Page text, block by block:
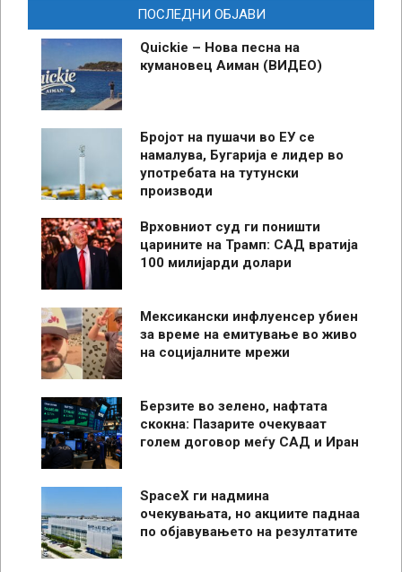
ПОСЛЕДНИ ОБЈАВИ
Quickie – Нова песна на
кумановец Аиман (ВИДЕО)
Бројот на пушачи во ЕУ се
намалува, Бугарија е лидер во
употребата на тутунски
производи
Врховниот суд ги поништи
царините на Трамп: САД вратија
100 милијарди долари
Мексикански инфлуенсер убиен
за време на емитување во живо
на социјалните мрежи
Берзите во зелено, нафтата
скокна: Пазарите очекуваат
голем договор меѓу САД и Иран
SpaceX ги надмина
очекувањата, но акциите паднаа
по објавувањето на резултатите